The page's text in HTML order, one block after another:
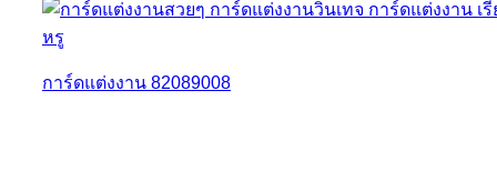
การ์ดแต่งงาน 82089008